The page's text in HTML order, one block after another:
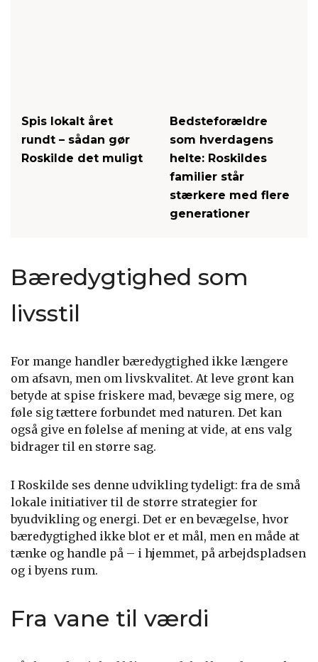
Spis lokalt året
rundt – sådan gør
Roskilde det muligt
Bedsteforældre
som hverdagens
helte: Roskildes
familier står
stærkere med flere
generationer
Bæredygtighed som
livsstil
For mange handler bæredygtighed ikke længere
om afsavn, men om livskvalitet. At leve grønt kan
betyde at spise friskere mad, bevæge sig mere, og
føle sig tættere forbundet med naturen. Det kan
også give en følelse af mening at vide, at ens valg
bidrager til en større sag.
I Roskilde ses denne udvikling tydeligt: fra de små
lokale initiativer til de større strategier for
byudvikling og energi. Det er en bevægelse, hvor
bæredygtighed ikke blot er et mål, men en måde at
tænke og handle på – i hjemmet, på arbejdspladsen
og i byens rum.
Fra vane til værdi